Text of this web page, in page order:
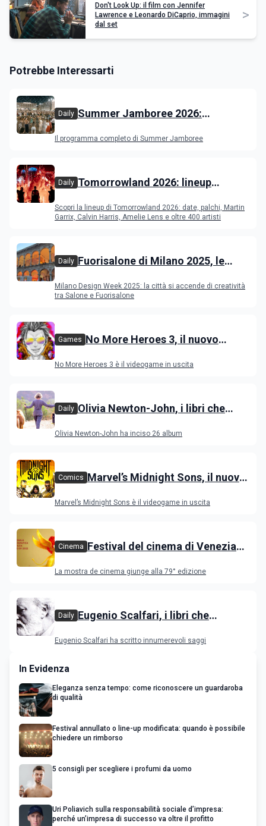
Don't Look Up: il film con Jennifer
Lawrence e Leonardo DiCaprio, immagini
dal set
>
Potrebbe Interessarti
Daily Summer Jamboree 2026:
appuntamenti a Senigallia
Il programma completo di Summer Jamboree
Daily Tomorrowland 2026: lineup
festival EDM in Belgio
Scopri la lineup di Tomorrowland 2026: date, palchi, Martin
Garrix, Calvin Harris, Amelie Lens e oltre 400 artisti
Daily Fuorisalone di Milano 2025, le
Milano Design Week 2025: la città si accende di creatività
tra Salone e Fuorisalone
Games No More Heroes 3, il nuovo
No More Heroes 3 è il videogame in uscita
Daily Olivia Newton-John, i libri che
Olivia Newton-John ha inciso 26 album
Comics Marvel’s Midnight Sons, il nuovo
degli Avengers
Marvel’s Midnight Sons è il videogame in uscita
Cinema Festival del cinema di Venezia
concorso e nelle varie sezioni
La mostra de cinema giunge alla 79° edizione
Daily Eugenio Scalfari, i libri che
Eugenio Scalfari ha scritto innumerevoli saggi
In Evidenza
Eleganza senza tempo: come riconoscere un guardaroba
di qualità
Festival annullato o line-up modificata: quando è possibile
chiedere un rimborso
5 consigli per scegliere i profumi da uomo
Uri Poliavich sulla responsabilità sociale d’impresa:
perché un’impresa di successo va oltre il profitto